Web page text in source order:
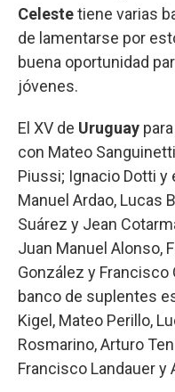
Celestetiene varias
de lamentarse por
buena oportunidad
jóvenes.
El XV de Uruguay
con Mateo
Piussi; Ignacio Dotti y
Manuel Ardao, Lucas
Suárez y Jean
Juan Manuel Alonso,
González y Francisco
banco de suplentes
Kigel, Mateo Perillo,
Rosmarino, Arturo
Francisco Landauer y